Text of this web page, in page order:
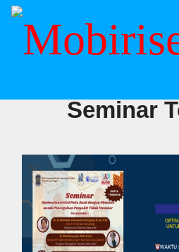
Seminar